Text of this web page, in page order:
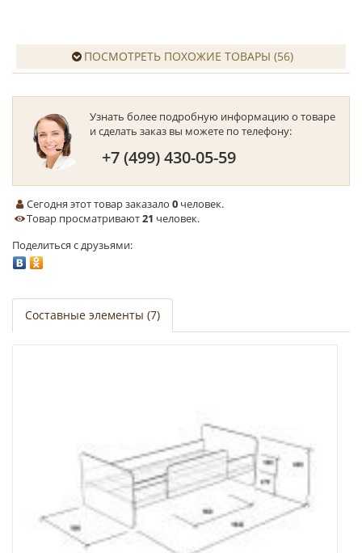
ПОСМОТРЕТЬ ПОХОЖИЕ ТОВАРЫ (56)
Узнать более подробную информацию о товаре
и сделать заказ вы можете по телефону:
+7 (499) 430-05-59
Сегодня этот товар заказало0 человек.
Товар просматривают21 человек.
Поделиться с друзьями:
Составные элементы (7)